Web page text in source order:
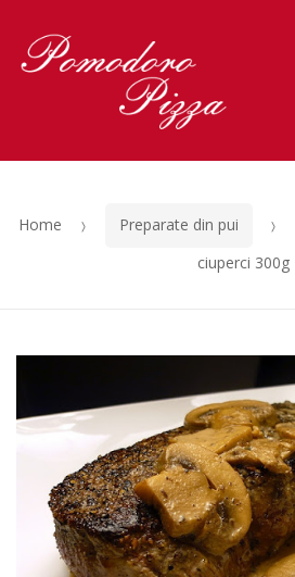
Skip to navigation
Skip to content
Home Preparate din pui
ciuperci 300g